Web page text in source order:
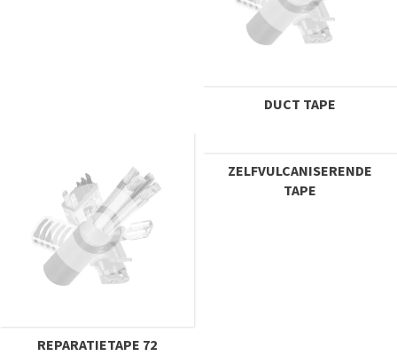
DUCT TAPE
REPARATIETAPE 72
ZELFVULCANISERENDE
TAPE